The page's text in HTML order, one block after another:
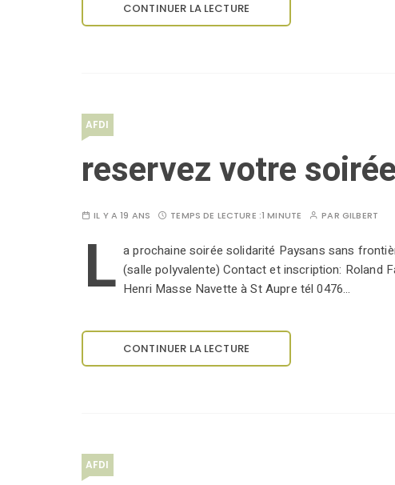
CONTINUER LA LECTURE
AFDI
reservez votre
IL Y A 19 ANS TEMPS DE LECTURE :1 MINUTE PAR GILBERT
L a prochaine soirée solidarité Paysans sans
(salle polyvalente) Contact et inscription: Roland
Henri Masse Navette à St Aupre tél 0476…
CONTINUER LA LECTURE
AFDI